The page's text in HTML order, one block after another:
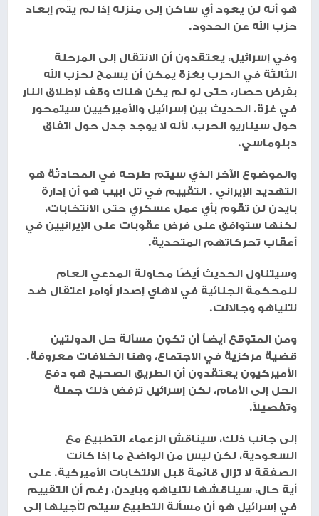
هو أنه لن يعود أي ساكن إلى منزله إذا لم يتم إبعاد
حزب الله عن الحدود.
وفي إسرائيل، يعتقدون أن الانتقال إلى المرحلة
الثالثة في الحرب بغزة يمكن أن يسمح لحزب الله
بفرض حصار، حتى لو لم يكن هناك وقف لإطلاق النار
في غزة. الحديث بين إسرائيل والأميركيين سيتمحور
حول سيناريو الحرب، لأنه لا يوجد جدل حول اتفاق
دبلوماسي.
والموضوع الآخر الذي سيتم طرحه في المحادثة هو
التهديد الإيراني . التقييم في تل ابيب هو أن إدارة
بايدن لن تقوم بأي عمل عسكري حتى الانتخابات،
لكنها ستوافق على فرض عقوبات على الإيرانيين في
أعقاب تحركاتهم المتحدية.
وسيتناول الحديث أيضًا محاولة المدعي العام
للمحكمة الجنائية في لاهاي إصدار أوامر اعتقال ضد
نتنياهو وجالانت.
ومن المتوقع أيضاً أن تكون مسألة حل الدولتين
قضية مركزية في الاجتماع، وهنا الخلافات معروفة.
الأميركيون يعتقدون أن الطريق الصحيح هو دفع
الحل إلى الأمام، لكن إسرائيل ترفض ذلك جملة
وتفصيلاً.
إلى جانب ذلك، سيناقش الزعماء التطبيع مع
السعودية، لكن ليس من الواضح ما إذا كانت
الصفقة لا تزال قائمة قبل الانتخابات الأميركية. على
أية حال، سيناقشها نتنياهو وبايدن، رغم أن التقييم
في إسرائيل هو أن مسألة التطبيع سيتم تأجيلها إلى